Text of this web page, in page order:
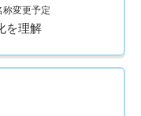
変更予定
を理解